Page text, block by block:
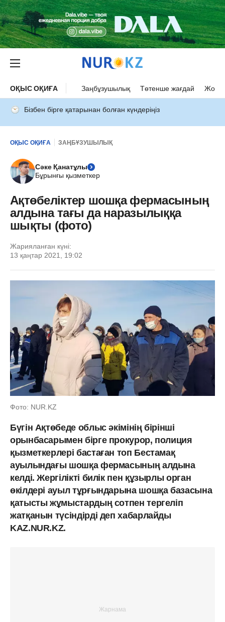
ОҚЫС ОҚИҒА Заңбұзушылық Төтенше жағдай Жол
Бізбен бірге қатарынан болған күндеріңіз
ОҚЫС ОҚИҒА ЗАҢБҰЗУШЫЛЫҚ
Сәке Қанатұлы
Бұрынғы қызметкер
Ақтөбеліктер шошқа фермасының
алдына тағы да наразылыққа
шықты (фото)
Жарияланған күні:
13 қаңтар 2021, 19:02
Фото: NUR.KZ
Бүгін Ақтөбеде облыс әкімінің бірінші
орынбасарымен бірге прокурор, полиция
қызметкерлері бастаған топ Бестамақ
ауылындағы шошқа фермасының алдына
келді. Жергілікті билік пен құзырлы орган
өкілдері ауыл тұрғындарына шошқа базасына
қатысты жұмыстардың сотпен тергеліп
жатқанын түсіндірді деп хабарлайды
KAZ.NUR.KZ.